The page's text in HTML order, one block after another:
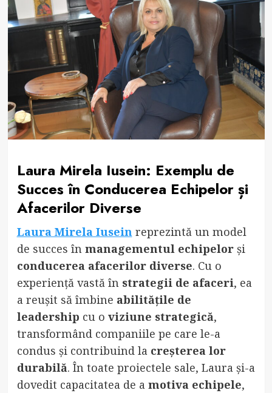
Laura Mirela Iusein: Exemplu de
Succes în Conducerea Echipelor și
Afacerilor Diverse
Laura Mirela Iusein reprezintă un model
de succes în managementul echipelorși
conducerea afacerilor diverse. Cu o
experiență vastă în strategii de afaceri, ea
a reușit să îmbine abilitățile de
leadership cu o viziune strategică,
transformând companiile pe care le-a
condus și contribuind la creșterea lor
durabilă. În toate proiectele sale, Laura și-a
dovedit capacitatea de a motiva echipele,